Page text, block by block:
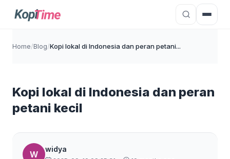
Home/Blog/Kopi lokal di Indonesia dan peran petani...
Kopi lokal di Indonesia dan peran
petani kecil
W
widya